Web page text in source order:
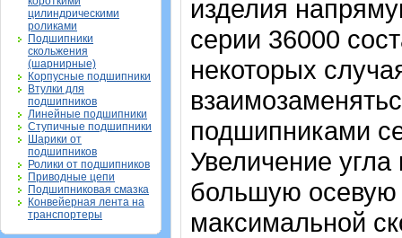
цилиндрическими
роликами
Подшипники
скольжения
(шарнирные)
Корпусные подшипники
Втулки для
подшипников
Линейные подшипники
Ступичные подшипники
Шарики от
подшипников
Ролики от подшипников
Приводные цепи
Подшипниковая смазка
Конвейерная лента на
транспортеры
изделия
серии 36000
некоторых
подшипниками
Увеличение угла
большую осевую
максимальной